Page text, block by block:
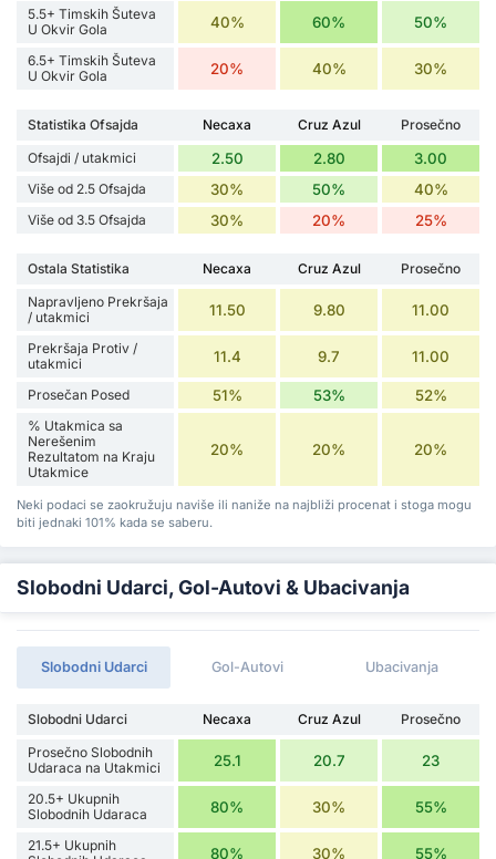
5.5+ Timskih Šuteva
U Okvir Gola
40% 60% 50%
6.5+ Timskih Šuteva
U Okvir Gola
20% 40% 30%
Statistika Ofsajda Necaxa Cruz Azul
Prosečno
Ofsajdi / utakmici
2.50 2.80 3.00
Više od 2.5 Ofsajda 30% 50% 40%
Više od 3.5 Ofsajda 30% 20% 25%
Ostala Statistika Necaxa Cruz Azul
Prosečno
Napravljeno Prekršaja
/ utakmici
11.50 9.80 11.00
Prekršaja Protiv /
utakmici
11.4 9.7 11.00
Prosečan Posed 51% 53% 52%
% Utakmica sa
Nerešenim
Rezultatom na Kraju
Utakmice
20% 20% 20%
Neki podaci se zaokružuju naviše ili naniže na najbliži procenat i stoga mogu
biti jednaki 101% kada se saberu.
Slobodni Udarci, Gol-Autovi & Ubacivanja
Slobodni Udarci Gol-Autovi Ubacivanja
Slobodni Udarci Necaxa Cruz Azul
Prosečno
Prosečno Slobodnih
Udaraca na Utakmici
25.1 20.7 23
20.5+ Ukupnih
Slobodnih Udaraca
80% 30% 55%
21.5+ Ukupnih
80% 30% 55%